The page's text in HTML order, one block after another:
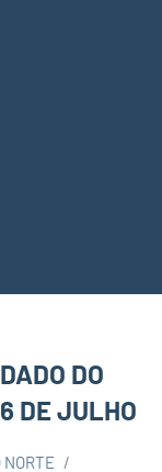
DO
DE JULHO
NORTE